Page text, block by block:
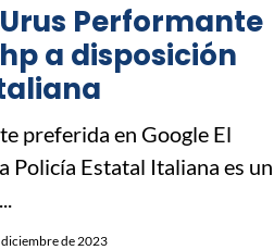
Performante
a disposición
preferida en Google El
Policía Estatal Italiana es un
diciembre de 2023